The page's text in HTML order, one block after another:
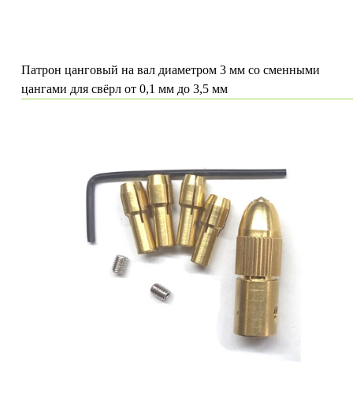
Патрон цанговый на вал диаметром 3 мм со сменными
цангами для свёрл от 0,1 мм до 3,5 мм